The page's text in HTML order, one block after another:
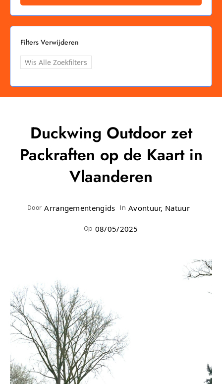
Filters Verwijderen
Wis Alle Zoekfilters
Duckwing Outdoor zet
Packraften op de Kaart in
Vlaanderen
Door Arrangementengids In Avontuur, Natuur
Op 08/05/2025